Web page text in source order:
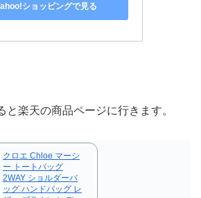
ショッピングで見る
と楽天の商品ページに行きます。
クロエ Chloe マーシ
ー トートバッグ
2WAY ショルダーバ
ッグ ハンドバッグ レ